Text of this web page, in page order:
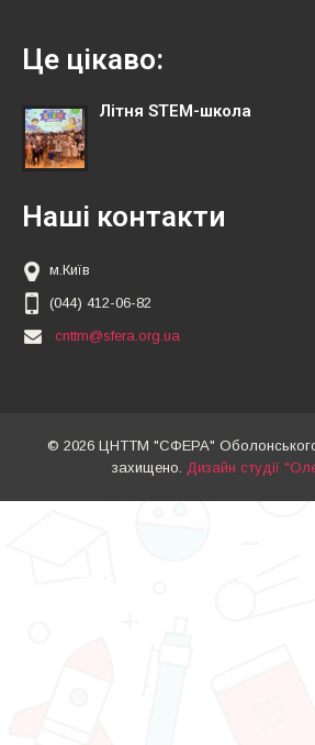
Це цікаво:
Літня STEM-школа
Наші контакти
м.Київ
(044) 412-06-82
cnttm@sfera.org.ua
© 2026 ЦНТТМ "СФЕРА"
захищено. Дизайн студії